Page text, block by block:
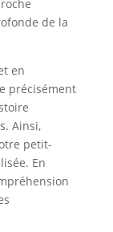
de la
en
précisément
Ainsi,
petit-
En